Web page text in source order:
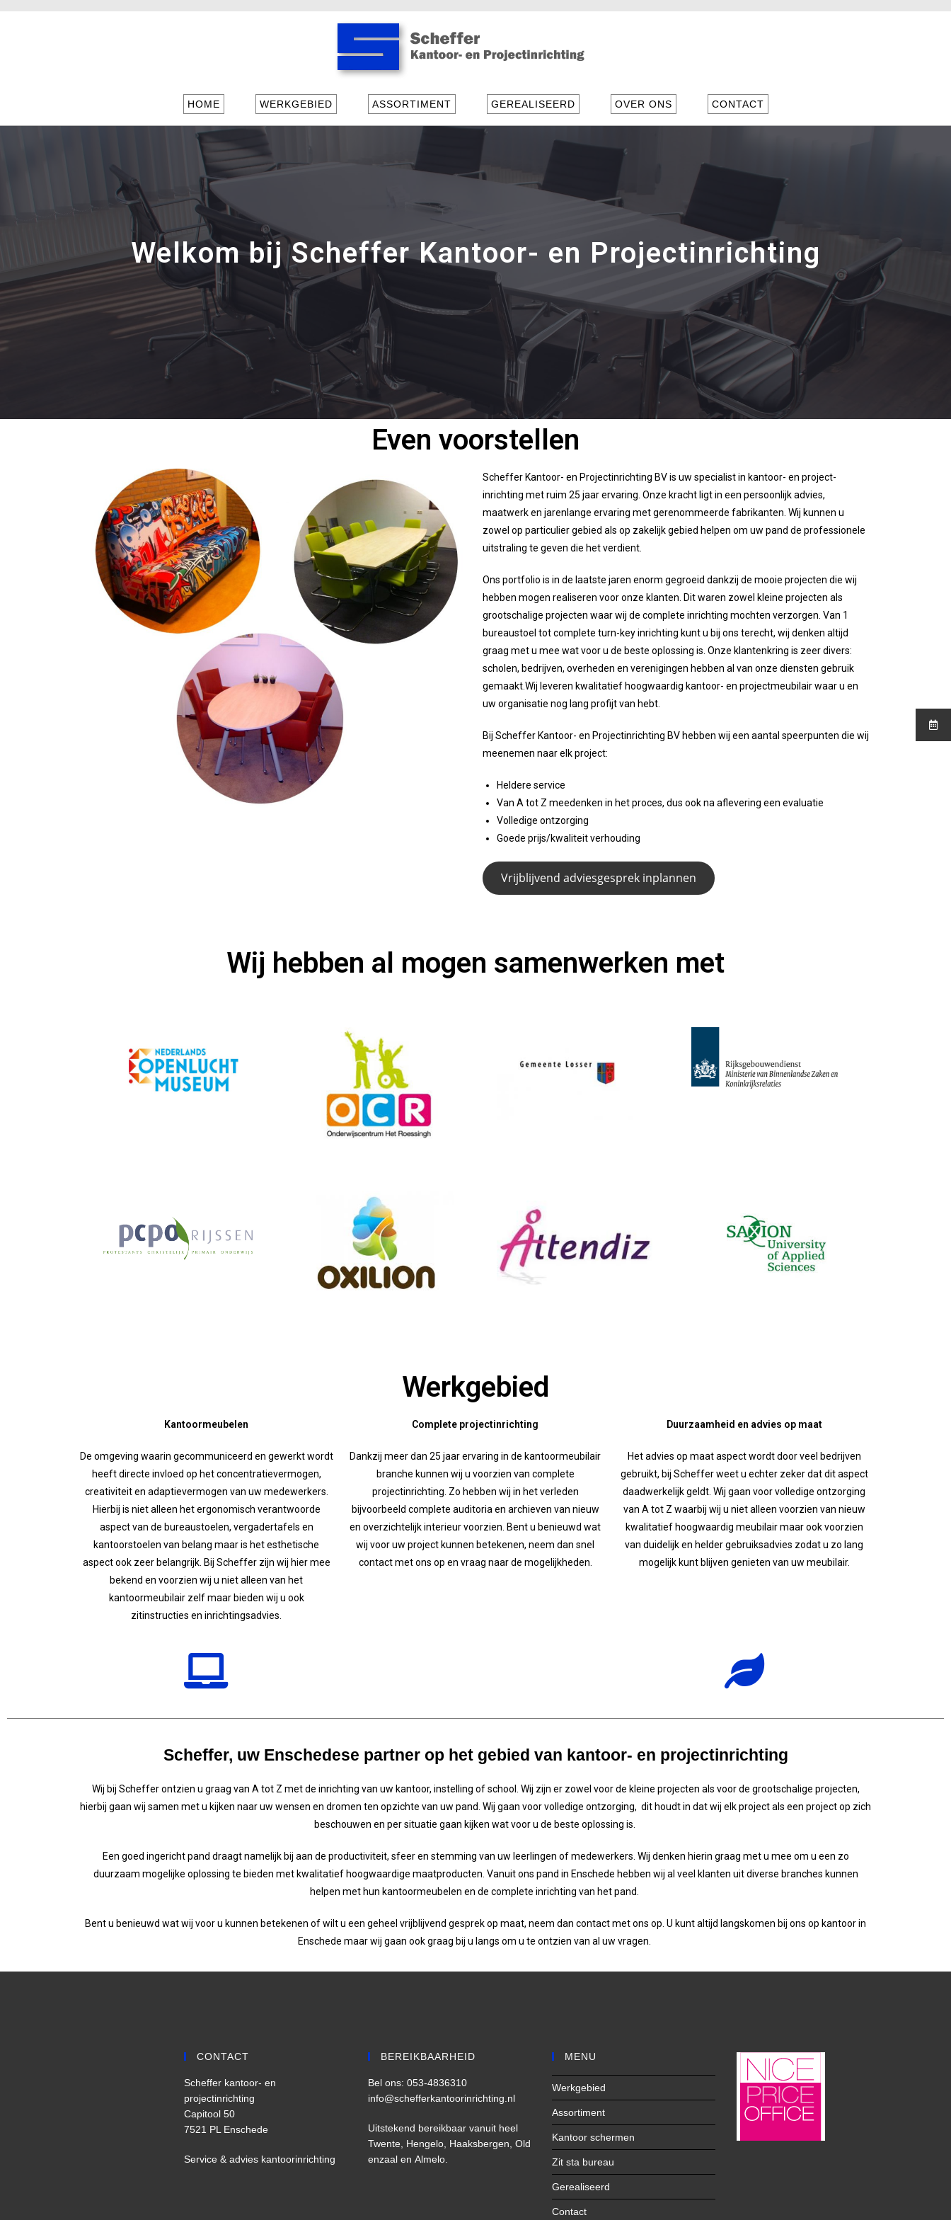
HOME WERKGEBIED ASSORTIMENT GEREALISEERD OVER ONS CONTACT
Welkom bij Scheffer Kantoor- en Projectinrichting
Even voorstellen
Scheffer Kantoor- en Projectinrichting BV is uw specialist in kantoor- en project-
inrichting met ruim 25 jaar ervaring. Onze kracht ligt in een persoonlijk advies,
maatwerk en jarenlange ervaring met gerenommeerde fabrikanten. Wij kunnen u
zowel op particulier gebied als op zakelijk gebied helpen om uw pand de professionele
uitstraling te geven die het verdient.
Ons portfolio is in de laatste jaren enorm gegroeid dankzij de mooie projecten die wij
hebben mogen realiseren voor onze klanten. Dit waren zowel kleine projecten als
grootschalige projecten waar wij de complete inrichting mochten verzorgen. Van 1
bureaustoel tot complete turn-key inrichting kunt u bij ons terecht, wij denken altijd
graag met u mee wat voor u de beste oplossing is. Onze klantenkring is zeer divers:
scholen, bedrijven, overheden en verenigingen hebben al van onze diensten gebruik
gemaakt.Wij leveren kwalitatief hoogwaardig kantoor- en projectmeubilair waar u en
uw organisatie nog lang profijt van hebt.
Bij Scheffer Kantoor- en Projectinrichting BV hebben wij een aantal speerpunten die wij
meenemen naar elk project:
Heldere service
Van A tot Z meedenken in het proces, dus ook na aflevering een evaluatie
Volledige ontzorging
Goede prijs/kwaliteit verhouding
Vrijblijvend adviesgesprek inplannen
Wij hebben al mogen samenwerken met
Werkgebied
Kantoormeubelen
De omgeving waarin gecommuniceerd en gewerkt wordt
heeft directe invloed op het concentratievermogen,
creativiteit en adaptievermogen van uw medewerkers.
Hierbij is niet alleen het ergonomisch verantwoorde
aspect van de bureaustoelen, vergadertafels en
kantoorstoelen van belang maar is het esthetische
aspect ook zeer belangrijk. Bij Scheffer zijn wij hier mee
bekend en voorzien wij u niet alleen van het
kantoormeubilair zelf maar bieden wij u ook
zitinstructies en inrichtingsadvies.
Complete projectinrichting
Dankzij meer dan 25 jaar ervaring in de kantoormeubilair
branche kunnen wij u voorzien van complete
projectinrichting. Zo hebben wij in het verleden
bijvoorbeeld complete auditoria en archieven van nieuw
en overzichtelijk interieur voorzien. Bent u benieuwd wat
wij voor uw project kunnen betekenen, neem dan snel
contact met ons op en vraag naar de mogelijkheden.
Duurzaamheid en advies op maat
Het advies op maat aspect wordt door veel bedrijven
gebruikt, bij Scheffer weet u echter zeker dat dit aspect
daadwerkelijk geldt. Wij gaan voor volledige ontzorging
van A tot Z waarbij wij u niet alleen voorzien van nieuw
kwalitatief hoogwaardig meubilair maar ook voorzien
van duidelijk en helder gebruiksadvies zodat u zo lang
mogelijk kunt blijven genieten van uw meubilair.
Scheffer, uw Enschedese partner op het gebied van kantoor- en projectinrichting
Wij bij Scheffer ontzien u graag van A tot Z met de inrichting van uw kantoor, instelling of school. Wij zijn er zowel voor de kleine projecten als voor de grootschalige projecten,
hierbij gaan wij samen met u kijken naar uw wensen en dromen ten opzichte van uw pand. Wij gaan voor volledige ontzorging, dit houdt in dat wij elk project als een project op zich
beschouwen en per situatie gaan kijken wat voor u de beste oplossing is.
Een goed ingericht pand draagt namelijk bij aan de productiviteit, sfeer en stemming van uw leerlingen of medewerkers. Wij denken hierin graag met u mee om u een zo
duurzaam mogelijke oplossing te bieden met kwalitatief hoogwaardige maatproducten. Vanuit ons pand in Enschede hebben wij al veel klanten uit diverse branches kunnen
helpen met hun kantoormeubelen en de complete inrichting van het pand.
Bent u benieuwd wat wij voor u kunnen betekenen of wilt u een geheel vrijblijvend gesprek op maat, neem dan contact met ons op. U kunt altijd langskomen bij ons op kantoor in
Enschede maar wij gaan ook graag bij u langs om u te ontzien van al uw vragen.
CONTACT
Scheffer kantoor- en
projectinrichting
Capitool 50
7521 PL Enschede
Service & advies kantoorinrichting
BEREIKBAARHEID
Bel ons: 053-4836310
info@schefferkantoorinrichting.nl
Uitstekend bereikbaar vanuit heel
Twente, Hengelo, Haaksbergen,Old
enzaal enAlmelo.
MENU
Werkgebied
Assortiment
Kantoor schermen
Zit sta bureau
Gerealiseerd
Contact